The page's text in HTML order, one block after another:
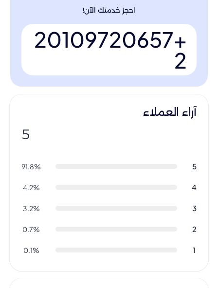
احجز خدمتك الآن!
+20109720657
2
آراء العملاء
5
5
91.8%
4
4.2%
3
3.2%
2
0.7%
1
0.1%